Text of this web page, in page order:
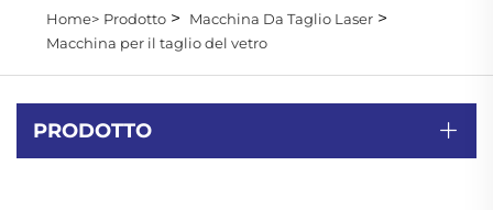
Home> Prodotto> Macchina Da Taglio Laser>
Macchina per il taglio del vetro
PRODOTTO